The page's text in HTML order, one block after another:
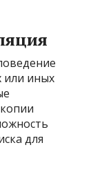
или иных
для